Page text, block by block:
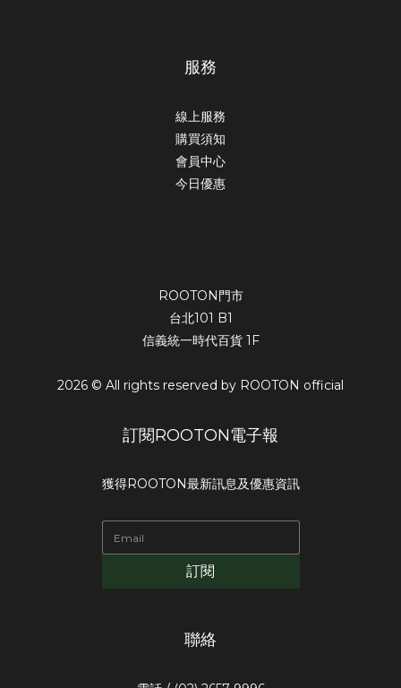
服務
線上服務
購買須知
會員中心
今日優惠
ROOTON門市
台北101 B1
信義統一時代百貨 1F
2026 © All rights reserved by ROOTON official
訂閱ROOTON電子報
獲得ROOTON最新訊息及優惠資訊
訂閱
聯絡